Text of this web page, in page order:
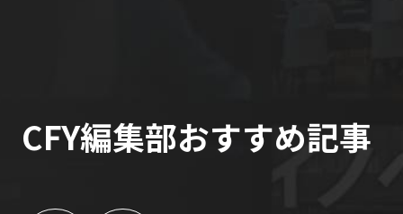
CFY編集部おすすめ記事